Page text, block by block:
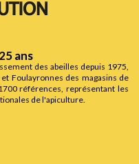
ans
des abeilles depuis 1975,
Foulayronnes des magasins de
références, représentant les
de l'apiculture.